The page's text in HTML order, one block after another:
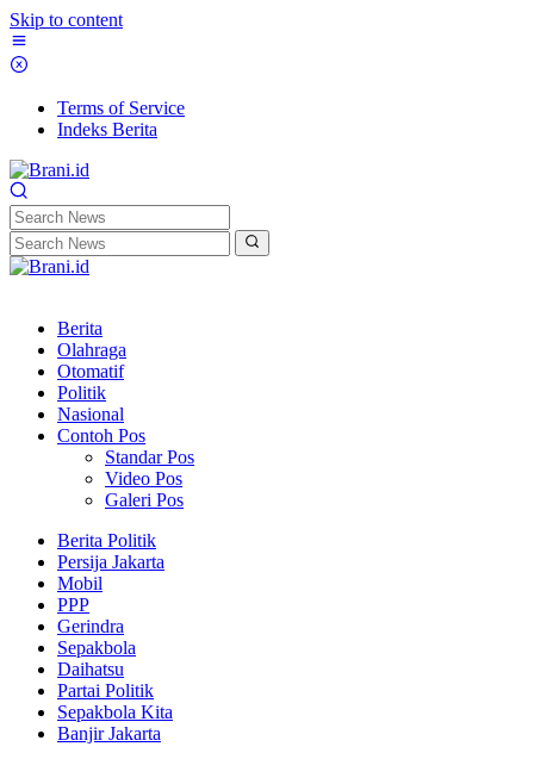
Skip to content
Terms of Service
Indeks Berita
Berita
Olahraga
Otomatif
Politik
Nasional
Contoh Pos
Standar Pos
Video Pos
Galeri Pos
Berita Politik
Persija Jakarta
Mobil
PPP
Gerindra
Sepakbola
Daihatsu
Partai Politik
Sepakbola Kita
Banjir Jakarta